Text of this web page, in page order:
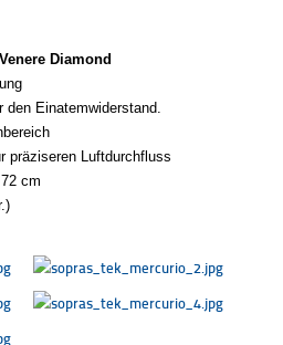
Diamond
Einatemwiderstand.
präziseren Luftdurchfluss
cm